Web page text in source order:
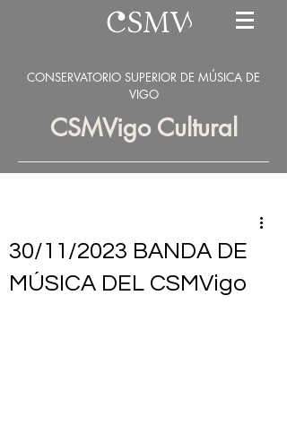
CONSERVATORIO SUPERIOR DE MÚSICA DE
VIGO
CSMVigo Cultural
30/11/2023 BANDA DE
MÚSICA DEL CSMVigo